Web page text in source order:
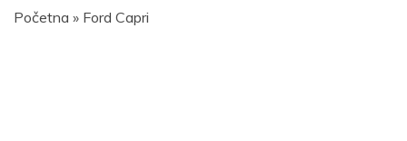
Početna » Ford Capri